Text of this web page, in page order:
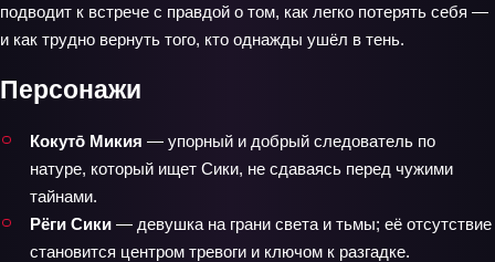
подводит к встрече с правдой о том, как легко потерять себя —
и как трудно вернуть того, кто однажды ушёл в тень.
Персонажи
Кокутō Микия — упорный и добрый следователь по
натуре, который ищет Сики, не сдаваясь перед чужими
тайнами.
Рёги Сики — девушка на грани света и тьмы; её отсутствие
становится центром тревоги и ключом к разгадке.